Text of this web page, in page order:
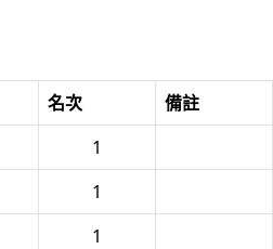
名次
備註
1
1
1